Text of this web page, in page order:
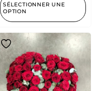
SÉLECTIONNER UNE
OPTION